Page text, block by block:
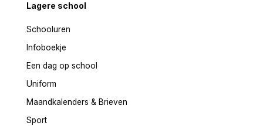
Lagere school
Schooluren
Infoboekje
Een dag op school
Uniform
Maandkalenders & Brieven
Sport